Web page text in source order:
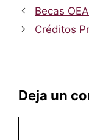
Becas
Créditos
Deja un